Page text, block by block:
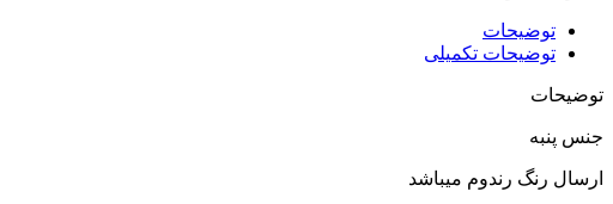
توضیحات
توضیحات تکمیلی
توضیحات
جنس پنبه
ارسال رنگ رندوم میباشد